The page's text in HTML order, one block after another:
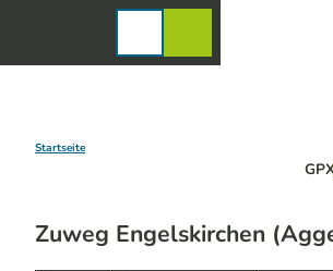
Startseite
Zuweg Engelskirchen